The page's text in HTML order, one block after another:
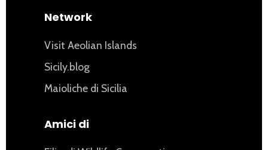
Network
Visit Aeolian Islands
Sicily.blog
Maioliche di Sicilia
Amici di